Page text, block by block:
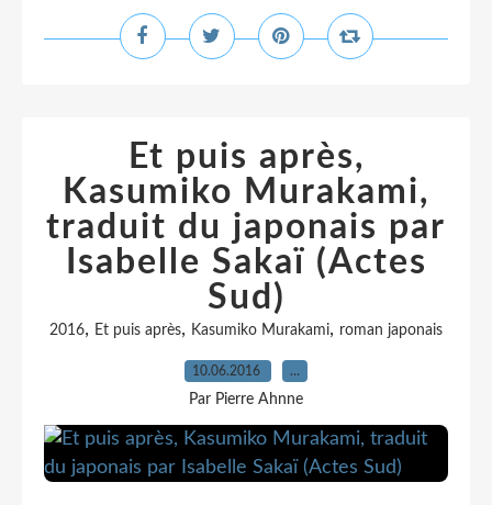
Et puis après,
Kasumiko Murakami,
traduit du japonais par
Isabelle Sakaï (Actes
Sud)
2016, Et puis après, Kasumiko Murakami, roman japonais
10.06.2016 …
Par Pierre Ahnne